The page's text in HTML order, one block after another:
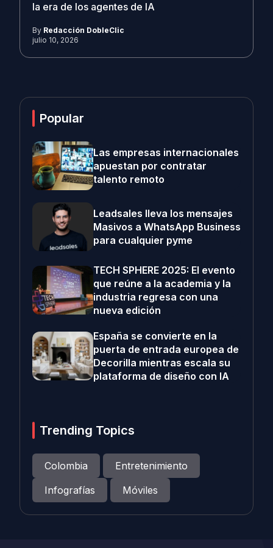
la era de los agentes de IA
By Redacción DobleClic
julio 10, 2026
Popular
Las empresas internacionales
apuestan por contratar
talento remoto
Leadsales lleva los mensajes
Masivos a WhatsApp Business
para cualquier pyme
TECH SPHERE 2025: El evento
que reúne a la academia y la
industria regresa con una
nueva edición
España se convierte en la
puerta de entrada europea de
Decorilla mientras escala su
plataforma de diseño con IA
Trending Topics
Colombia
Entretenimiento
Infografías
Móviles